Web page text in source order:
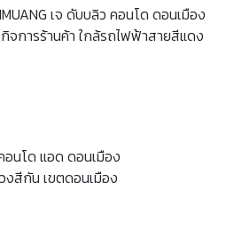
เจ ดับบลิว คอนโด ดอนเมือง
การร้านค้า ใกล้รถไฟฟ้าสายสีแดง
นโด แอด ดอนเมือง
สีกัน เขตดอนเมือง